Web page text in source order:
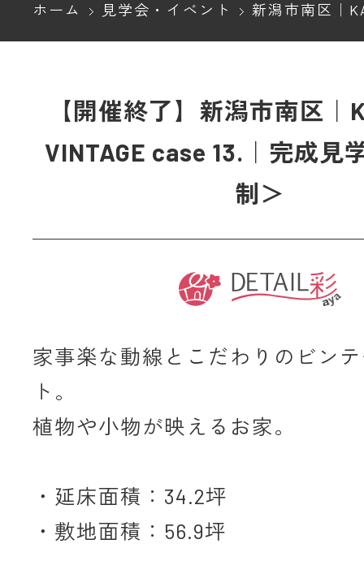
ホーム 見学会・イベント 新潟市南区｜KAJIRAKU
【開催終了】新潟市南区｜
VINTAGE case 13.｜完成見
制＞
家事楽な動線とこだわりのビン
ト。
植物や小物が映えるお家。
・延床面積：34.2坪
・敷地面積：56.9坪